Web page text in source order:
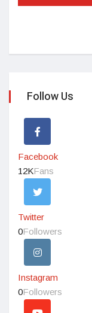
Follow Us
Facebook
12KFans
Twitter
0Followers
Instagram
0Followers